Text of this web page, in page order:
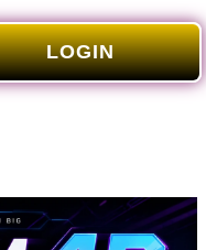
LOGIN